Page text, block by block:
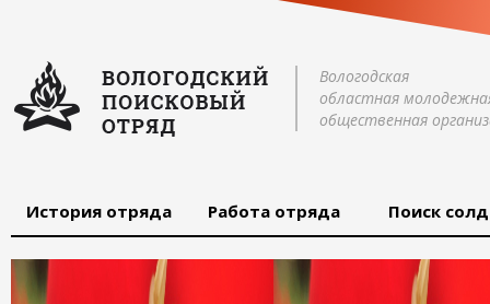
Вологодская
областная
общественная
История отряда Работа отряда Поиск